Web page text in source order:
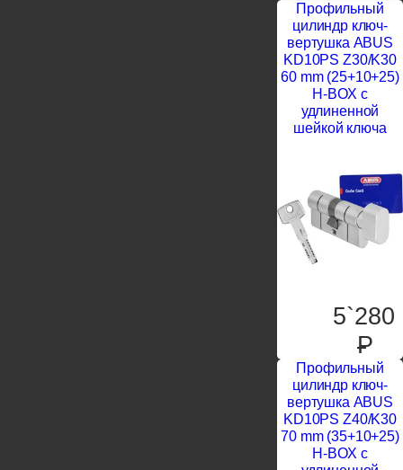
Профильный
цилиндр ключ-
вертушка ABUS
KD10PS Z30/K30
60 mm (25+10+25)
H-BOX с
удлиненной
шейкой ключа
5`280
P
Профильный
цилиндр ключ-
вертушка ABUS
KD10PS Z40/K30
70 mm (35+10+25)
H-BOX с